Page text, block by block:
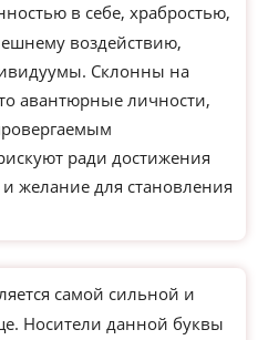
в себе, храбростью,
воздействию,
Склонны на
авантюрные личности,
ради достижения
желание для становления
самой сильной и
Носители данной буквы